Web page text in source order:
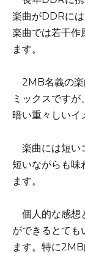
楽曲がDDRに
楽曲では若干作
ます。
2MB名義の楽
ミックスです
暗い重々しいイ
楽曲には短い
短いながらも味
ます。
個人的な感想
ができるとても
ます。特に